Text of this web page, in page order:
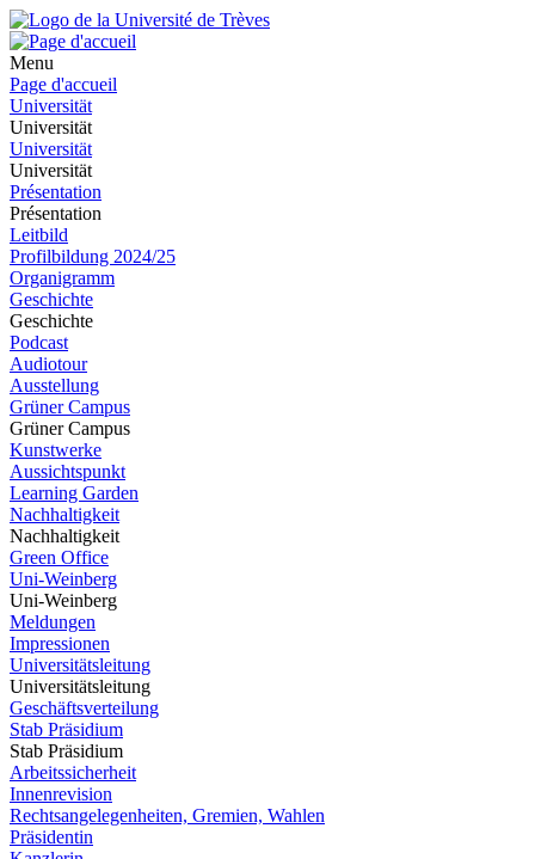
Menu
Page d'accueil
Universität
Universität
Universität
Universität
Présentation
Présentation
Leitbild
Profilbildung 2024/25
Organigramm
Geschichte
Geschichte
Podcast
Audiotour
Ausstellung
Grüner Campus
Grüner Campus
Kunstwerke
Aussichtspunkt
Learning Garden
Nachhaltigkeit
Nachhaltigkeit
Green Office
Uni-Weinberg
Uni-Weinberg
Meldungen
Impressionen
Universitätsleitung
Universitätsleitung
Geschäftsverteilung
Stab Präsidium
Stab Präsidium
Arbeitssicherheit
Innenrevision
Rechtsangelegenheiten, Gremien, Wahlen
Präsidentin